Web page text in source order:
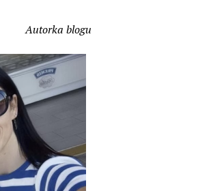
Autorka blogu
od
Deep
Steep
(recenze)